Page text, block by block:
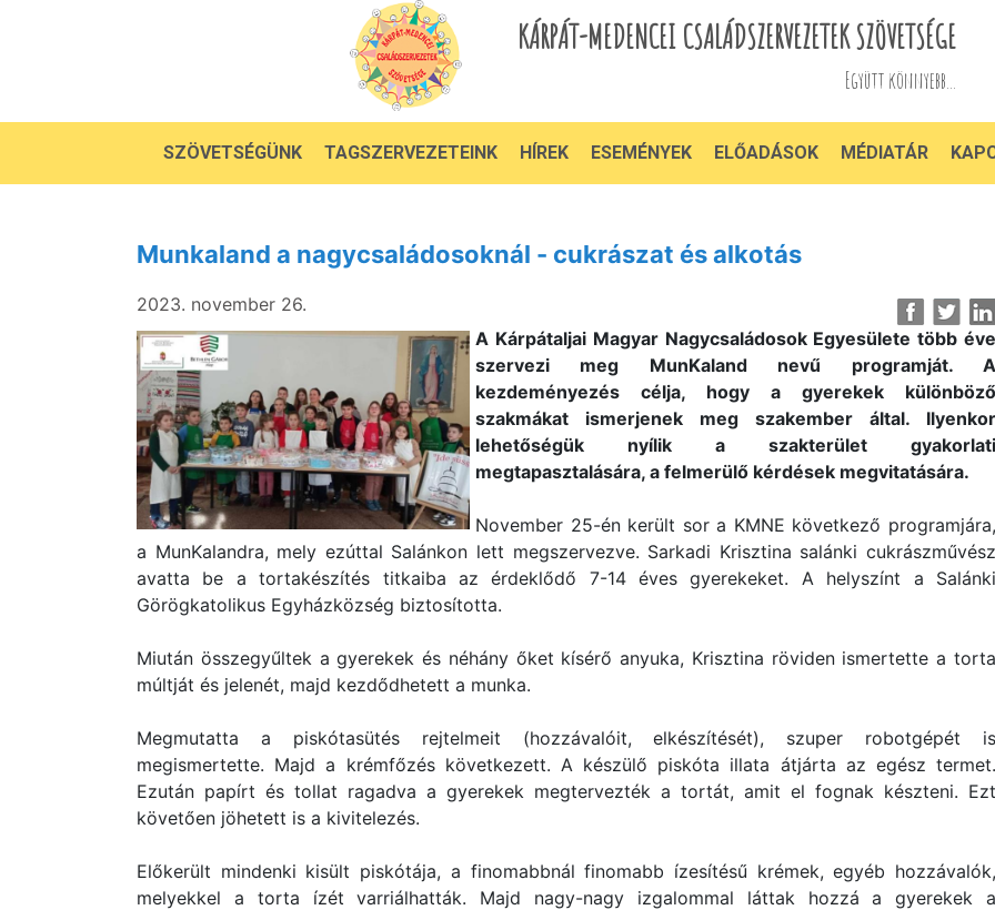
KÁRPÁT-MEDENCEI CSALÁDSZERVEZETEK SZÖVETSÉGE
Együtt könnyebb...
SZÖVETSÉGÜNK TAGSZERVEZETEINK HÍREK ESEMÉNYEK ELŐADÁSOK MÉDIATÁR
Munkaland a nagycsaládosoknál - cukrászat és alkotás
2023. november 26.
A Kárpátaljai Magyar Nagycsaládosok Egyesülete több éve
szervezi meg MunKaland nevű programját. A
kezdeményezés célja, hogy a gyerekek különböző
szakmákat ismerjenek meg szakember által. Ilyenkor
lehetőségük nyílik a szakterület gyakorlati
megtapasztalására, a felmerülő kérdések megvitatására.
November 25-én került sor a KMNE következő programjára,
a MunKalandra, mely ezúttal Salánkon lett megszervezve. Sarkadi Krisztina salánki cukrászművész
avatta be a tortakészítés titkaiba az érdeklődő 7-14 éves gyerekeket. A helyszínt a Salánki
Görögkatolikus Egyházközség biztosította.
Miután összegyűltek a gyerekek és néhány őket kísérő anyuka, Krisztina röviden ismertette a torta
múltját és jelenét, majd kezdődhetett a munka.
Megmutatta a piskótasütés rejtelmeit (hozzávalóit, elkészítését), szuper robotgépét is
megismertette. Majd a krémfőzés következett. A készülő piskóta illata átjárta az egész termet.
Ezután papírt és tollat ragadva a gyerekek megtervezték a tortát, amit el fognak készteni. Ezt
követően jöhetett is a kivitelezés.
Előkerült mindenki kisült piskótája, a finomabbnál finomabb ízesítésű krémek, egyéb hozzávalók,
melyekkel a torta ízét varriálhatták. Majd nagy-nagy izgalommal láttak hozzá a gyerekek a